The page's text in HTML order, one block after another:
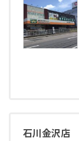
石川金沢店